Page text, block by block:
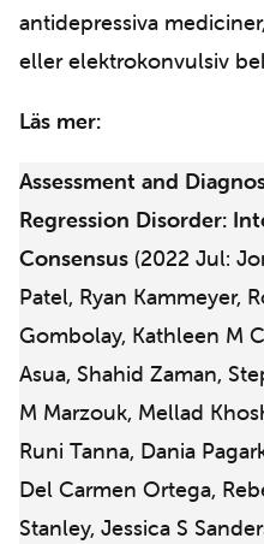
antidepressiva
eller elektrokonvulsiv
Läs mer:
Assessment and
Regression Disorder:
Consensus (2022 Jul:
Patel, Ryan Kammeyer,
Gombolay, Kathleen M
Asua, Shahid Zaman,
M Marzouk, Mellad
Runi Tanna, Dania
Del Carmen Ortega,
Stanley, Jessica S